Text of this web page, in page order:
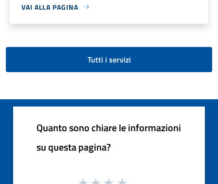
VAI ALLA PAGINA
Tutti i servizi
Quanto sono chiare le informazioni
su questa pagina?